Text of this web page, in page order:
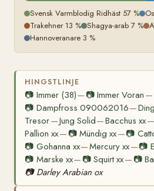
Svensk Varmblodig Ridhäst 57 %
Trakehner 13 % Shagya-arab 7 %
Hannoveranare 3 %
HINGSTLINJE
📷 Immer (38)— 📷Immer Voran —
📷 Dampfross 090062016—
Tresor—Jung Solid—Bacchus xx—
Pallion xx— 📷Mündig xx—📷
📷 Gohanna xx—Mercury xx—📷
📷 Marske xx— 📷Squirt xx— 📷
📷 Darley Arabian ox